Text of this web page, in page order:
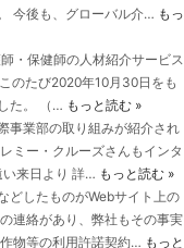
今後も、グローバル介… もっ
・保健師の人材紹介サービス
のたび2020年10月30日をも
た。 （… もっと読む »
事業部の取り組みが紹介され
ミー・クルーズさんもインタ
来日より 詳… もっと読む »
どしたものがWebサイト上の
連絡があり、弊社もその事実
物等の利用許諾契約… もっと